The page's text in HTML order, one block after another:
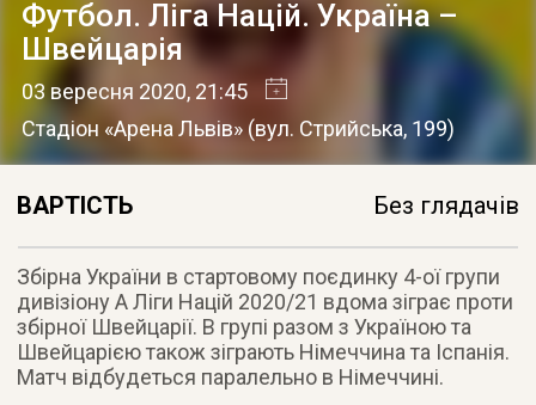
Футбол. Ліга Націй. Україна –
Швейцарія
03 вересня 2020, 21:45
Стадіон «Арена Львів» (вул. Стрийська, 199)
ВАРТІСТЬ Без глядачів
Збірна України в стартовому поєдинку 4-ої групи
дивізіону А Ліги Націй 2020/21 вдома зіграє проти
збірної Швейцарії. В групі разом з Україною та
Швейцарією також зіграють Німеччина та Іспанія.
Матч відбудеться паралельно в Німеччині.